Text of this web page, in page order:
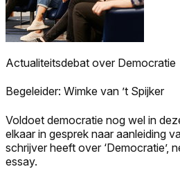
Actualiteitsdebat over Democratie
Begeleider: Wimke van ’t Spijker
Voldoet democratie nog wel in
elkaar in gesprek naar aanleiding
schrijver heeft over ‘Democratie’,
essay.